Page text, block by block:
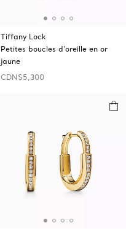
Tiffany Lock
Petites boucles d’oreille en or
jaune
CDN$5,300